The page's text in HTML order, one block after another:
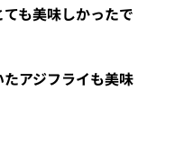
も美味しかったで
アジフライも美味